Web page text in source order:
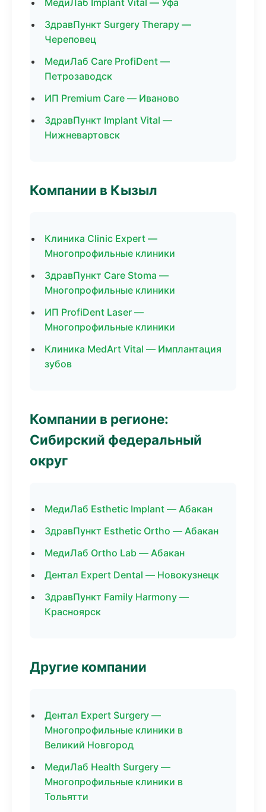
МедиЛаб Implant Vital — Уфа
ЗдравПункт Surgery Therapy —
Череповец
МедиЛаб Care ProfiDent —
Петрозаводск
ИП Premium Care — Иваново
ЗдравПункт Implant Vital —
Нижневартовск
Компании в Кызыл
Клиника Clinic Expert —
Многопрофильные клиники
ЗдравПункт Care Stoma —
Многопрофильные клиники
ИП ProfiDent Laser —
Многопрофильные клиники
Клиника MedArt Vital — Имплантация
зубов
Компании в регионе:
Сибирский федеральный
округ
МедиЛаб Esthetic Implant — Абакан
ЗдравПункт Esthetic Ortho — Абакан
МедиЛаб Ortho Lab — Абакан
Дентал Expert Dental — Новокузнецк
ЗдравПункт Family Harmony —
Красноярск
Другие компании
Дентал Expert Surgery —
Многопрофильные клиники в
Великий Новгород
МедиЛаб Health Surgery —
Многопрофильные клиники в
Тольятти